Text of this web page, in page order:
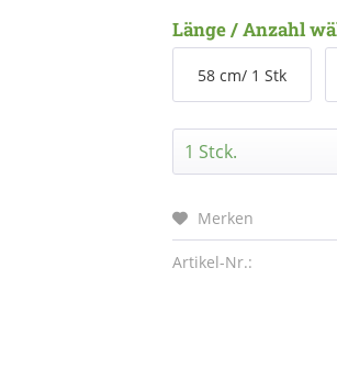
Länge / Anzahl
58 cm/ 1 Stk
Merken
Artikel-Nr.: